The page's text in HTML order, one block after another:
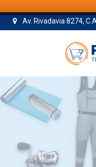
Av. Rivadavia 8274,